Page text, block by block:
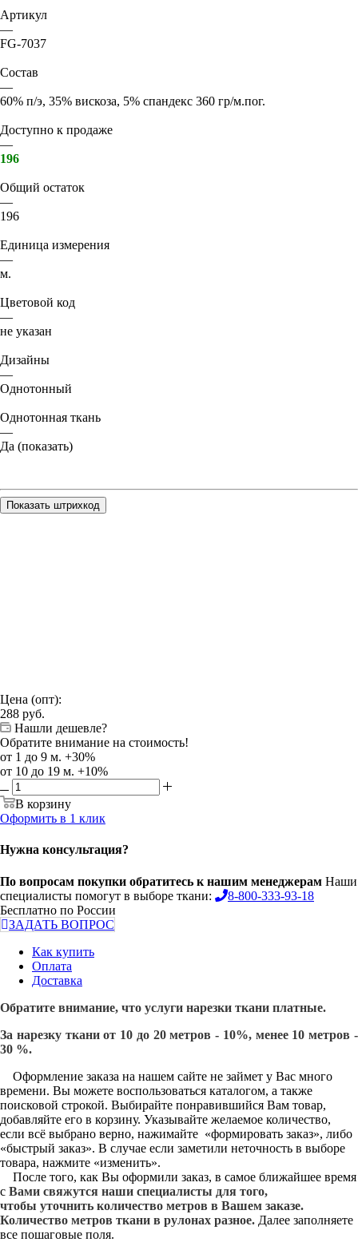
Артикул
—
FG-7037
Состав
—
60% п/э, 35% вискоза, 5% спандекс 360 гр/м.пог.
Доступно к продаже
—
196
Общий остаток
—
196
Единица измерения
—
м.
Цветовой код
—
не указан
Дизайны
—
Однотонный
Однотонная ткань
—
Да (показать)
Показать штрихкод
Цена (опт):
288 руб.
Нашли дешевле?
Обратите внимание на стоимость!
от 1 до 9 м. +30%
от 10 до 19 м. +10%
В корзину
Оформить в 1 клик
Нужна консультация?
По вопросам покупки обратитесь к нашим менеджерам Наши
специалисты помогут в выборе ткани:
8-800-333-93-18
Бесплатно по России
ЗАДАТЬ ВОПРОС
Как купить
Оплата
Доставка
Обратите внимание, что услуги нарезки ткани платные.
За нарезку ткани от 10 до 20 метров - 10%, менее 10 метров -
30 %.
Оформление заказа на нашем сайте не займет у Вас много
времени. Вы можете воспользоваться каталогом, а также
поисковой строкой. Выбирайте понравившийся Вам товар,
добавляйте его в корзину. Указывайте желаемое количество,
если всё выбрано верно, нажимайте «формировать заказ», либо
«быстрый заказ». В случае если заметили неточность в выборе
товара, нажмите «изменить».
После того, как Вы оформили заказ, в самое ближайшее время
с Вами свяжутся наши специалисты для того,
чтобы уточнить количество метров в Вашем заказе.
Количество метров ткани в рулонах разное. Далее заполняете
все пошаговые поля.